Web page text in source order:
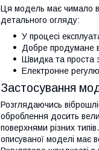
Ця модель має чимало
детального огляду:
У процесі
Добре продумане
Швидка та проста
Електронне
Застосування
Розглядаючись
оброблення досить
поверхнями різних
описуваної моделі має